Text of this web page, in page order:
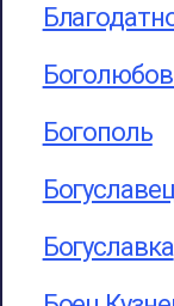
Богополь
Богуславка